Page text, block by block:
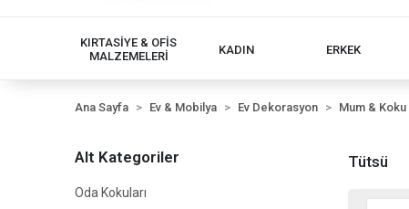
KIRTASİYE & OFİS
MALZEMELERİ
KADIN ERKEK
Ana Sayfa Ev & Mobilya Ev Dekorasyon Mum & Koku
Alt Kategoriler
Oda Kokuları
Tütsü